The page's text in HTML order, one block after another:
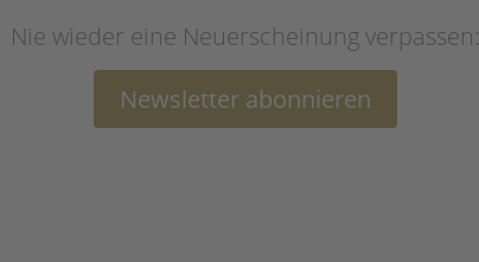
Nie wieder eine Neuerscheinung verpassen:
Newsletter abonnieren